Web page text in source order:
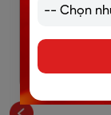
chắc
diện.